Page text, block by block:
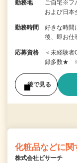
勤務地
ご自宅※フ
および日本
勤務時間
好きな時
後、即お仕
応募資格
＜未経験
録多数★ ※
後で見る
化粧品などに関
株式会社ビサーチ